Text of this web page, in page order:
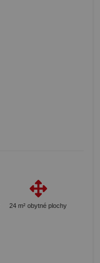
24 m² obytné plochy